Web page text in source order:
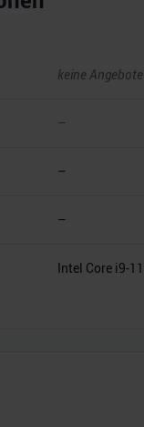
keine Angebote
–
–
–
Intel Core i9-